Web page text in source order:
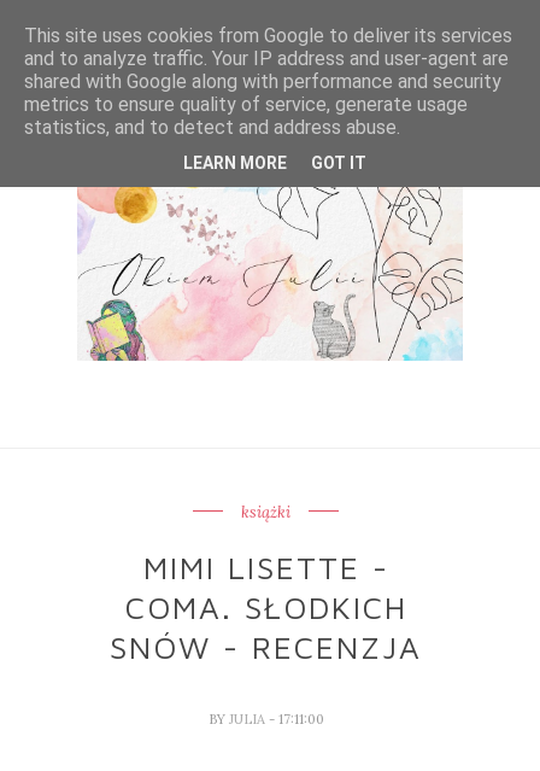
książki
MIMI LISETTE -
COMA. SŁODKICH
SNÓW - RECENZJA
BY JULIA - 17:11:00
This site uses cookies from Google to deliver its services
and to analyze traffic. Your IP address and user-agent are
shared with Google along with performance and security
metrics to ensure quality of service, generate usage
statistics, and to detect and address abuse.
LEARN MORE GOT IT